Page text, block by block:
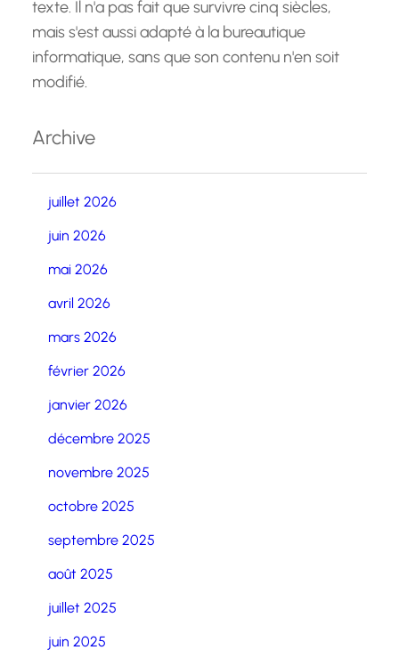
texte. Il n'a pas fait que survivre cinq siècles,
mais s'est aussi adapté à la bureautique
informatique, sans que son contenu n'en soit
modifié.
Archive
juillet 2026
juin 2026
mai 2026
avril 2026
mars 2026
février 2026
janvier 2026
décembre 2025
novembre 2025
octobre 2025
septembre 2025
août 2025
juillet 2025
juin 2025